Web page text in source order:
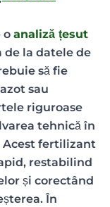
o analiză țesut
la datele de
să fie
sau
riguroase
tehnică în
Acest fertilizant
restabilind
și corectând
În